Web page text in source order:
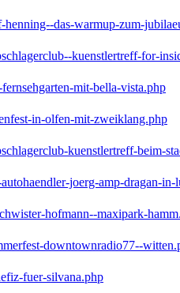
henning--das-warmup-zum-
kuenstlertreff-for-
mit-bella-vista.php
in-olfen-mit-zweiklang.php
kuenstlertreff-beim-
joerg-amp-dragan-in-
hofmann--maxipark-
downtownradio77--
fuer-silvana.php